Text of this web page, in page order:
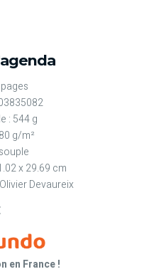
: 544 g
g/m²
x 29.69 cm
Devaureix
en France !